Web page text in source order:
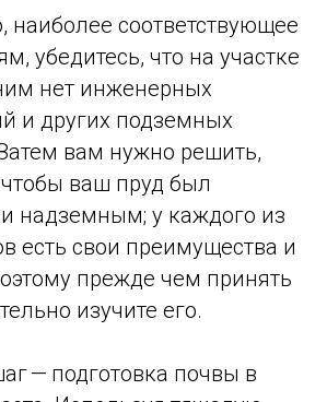
наиболее соответствующее
убедитесь, что на участке
нет инженерных
и других подземных
вам нужно решить,
ваш пруд был
надземным; у каждого из
есть свои преимущества и
прежде чем принять
изучите его.
— подготовка почвы в